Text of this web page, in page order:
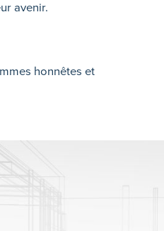
avenir.
honnêtes et